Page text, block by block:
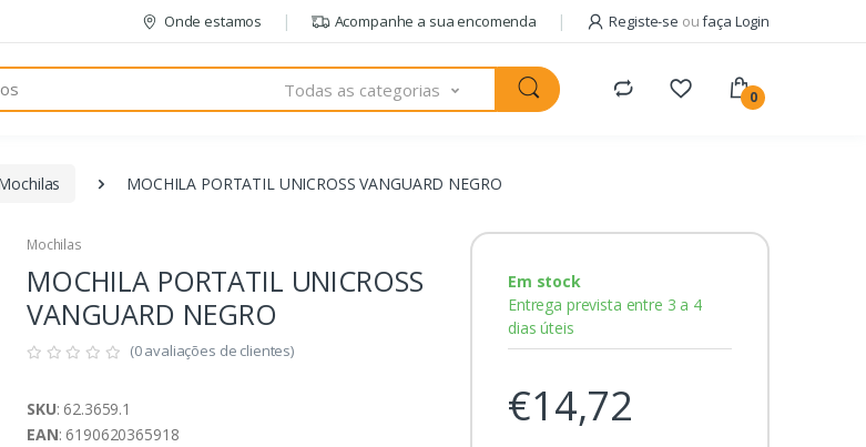
Onde estamos Acompanhe a sua encomenda Registe-se oufaça Login
Todas as categorias 0
MOCHILA PORTATIL UNICROSS VANGUARD NEGRO
Mochilas
MOCHILA PORTATIL UNICROSS
VANGUARD NEGRO
(0 avaliações de clientes)
SKU: 62.3659.1
EAN: 6190620365918
Em stock
Entrega prevista entre 3 a 4
dias úteis
€14,72